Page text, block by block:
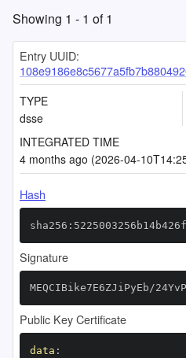
Showing 1 - 1 of1
Entry UUID:
TYPE
dsse
INTEGRATED TIME
4 months ago (2026-04-
Hash
Signature
MEQCIBike7E6ZJiPyEb/
Public Key Certificate
data :